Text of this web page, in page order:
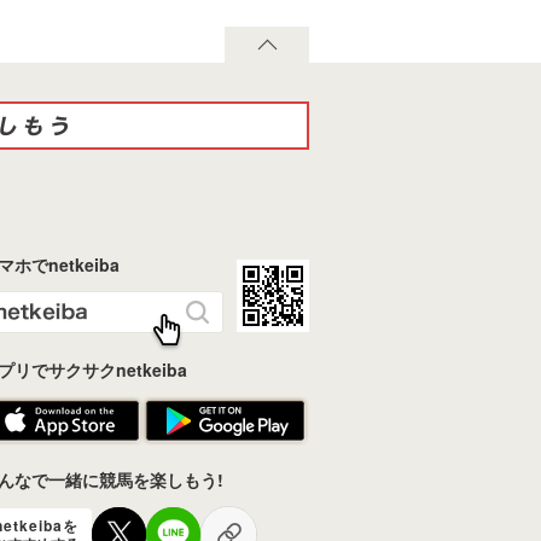
ホでnetkeiba
リでサクサクnetkeiba
なで一緒に競馬を楽しもう!
を